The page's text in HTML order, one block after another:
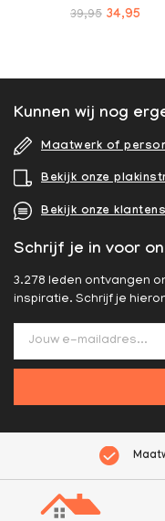
39,95 34,95
Kunnen wij nog
Maatwerk of
Bekijk onze
Bekijk onze
Schrijf je in voor
3.278 leden ontvangen
inspiratie. Schrijf je